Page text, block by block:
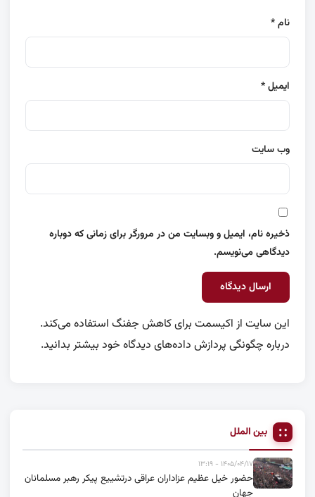
بین الملل
۱۴۰۵/۰۴/۱۷ - ۱۳:۱۹
حضور خیل عظیم عزاداران عراقی درتشییع پیکر رهبر مسلمانان
جهان
نام*
ایمیل*
وب‌ سایت
ذخیره نام، ایمیل و وبسایت من در مرورگر برای زمانی که دوباره
دیدگاهی می‌نویسم.
این سایت از اکیسمت برای کاهش جفنگ استفاده می‌کند.
درباره چگونگی پردازش داده‌های دیدگاه خود بیشتر بدانید.